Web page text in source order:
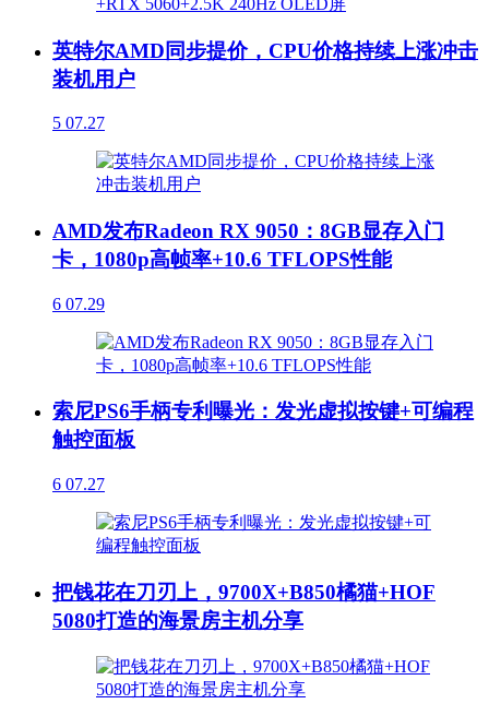
英特尔AMD同步提价，CPU价格持续上涨冲击
装机用户
5 07.27
AMD发布Radeon RX 9050：8GB显存入门
卡，1080p高帧率+10.6 TFLOPS性能
6 07.29
索尼PS6手柄专利曝光：发光虚拟按键+可编程
触控面板
6 07.27
把钱花在刀刃上，9700X+B850橘猫+HOF
5080打造的海景房主机分享